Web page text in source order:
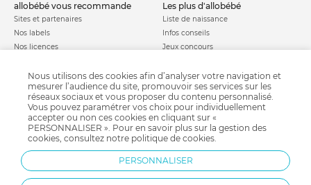
allobébé vous recommande
Sites et partenaires
Nos labels
Nos licences
les plus d'allobébé
Liste de naissance
Infos conseils
Jeux concours
Parrainage
Paiement sécurisé
Charte qualité
Nous utilisons des cookies afin d’analyser votre navigation et
mesurer l’audience du site, promouvoir ses services sur les
réseaux sociaux et vous proposer du contenu personnalisé.
Vous pouvez paramétrer vos choix pour individuellement
accepter ou non ces cookies en cliquant sur «
PERSONNALISER ». Pour en savoir plus sur la gestion des
cookies, consultez notre politique de cookies.
PERSONNALISER